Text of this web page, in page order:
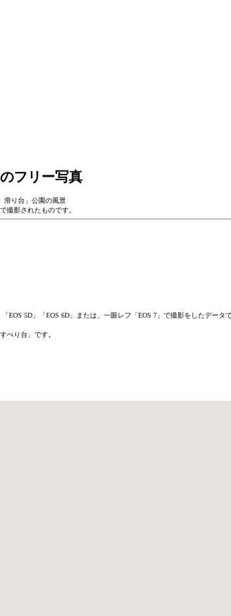
フリー写真
滑り台」公園の風景
撮影されたものです。
EOS 5D」「EOS 6D」または、一眼レフ「EOS 7」で撮影をしたデ
べり台」です。